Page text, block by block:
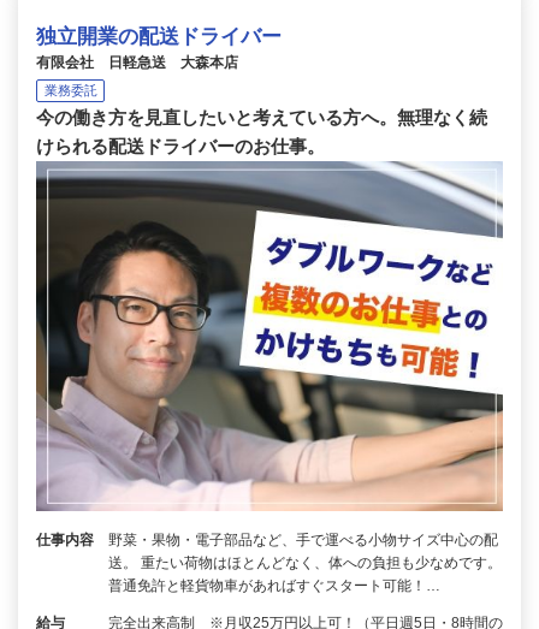
独立開業の配送ドライバー
有限会社 日軽急送 大森本店
業務委託
今の働き方を見直したいと考えている方へ。無理なく続
けられる配送ドライバーのお仕事。
仕事内容
野菜・果物・電子部品など、手で運べる小物サイズ中心の配
送。 重たい荷物はほとんどなく、体への負担も少なめです。
普通免許と軽貨物車があればすぐスタート可能！…
給与
完全出来高制 ※月収25万円以上可！（平日週5日・8時間の